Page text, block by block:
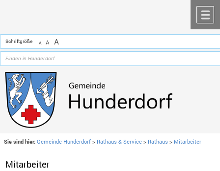
Schriftgröße A A A
Sie sind hier: Gemeinde Hunderdorf > Rathaus & Service > Rathaus > Mitarbeiter
Mitarbeiter